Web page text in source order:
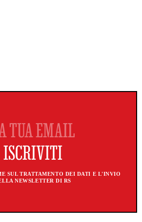
SUL TRATTAMENTO DEI DATI E L'INVIO
NEWSLETTER DI RS